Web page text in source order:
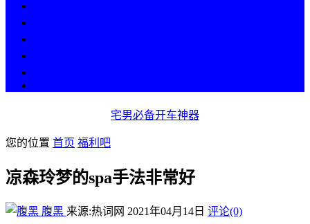
宅男必备开车神器
您的位置 首页 福利吧
凉森玲梦的spa手法非常好
腹黑 来源:热词网 2021年04月14日 评论(0)